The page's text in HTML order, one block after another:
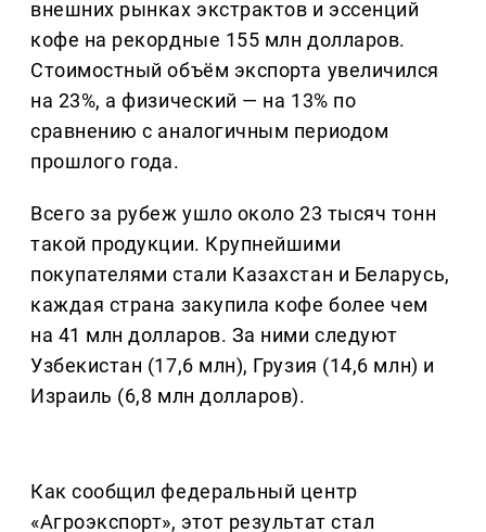
внешних рынках экстрактов и эссенций
кофе на рекордные 155 млн долларов.
Стоимостный объём экспорта увеличился
на 23%, а физический — на 13% по
сравнению с аналогичным периодом
прошлого года.
Всего за рубеж ушло около 23 тысяч тонн
такой продукции. Крупнейшими
покупателями стали Казахстан и Беларусь,
каждая страна закупила кофе более чем
на 41 млн долларов. За ними следуют
Узбекистан (17,6 млн), Грузия (14,6 млн) и
Израиль (6,8 млн долларов).
Как сообщил федеральный центр
«Агроэкспорт», этот результат стал